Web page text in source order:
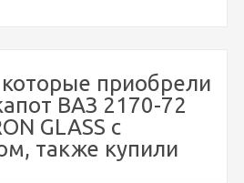
приобрели
ВАЗ 2170-72
GLASS с
также купили